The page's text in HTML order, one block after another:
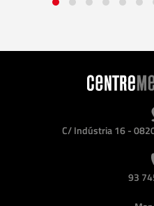
C/ Indústria 16 -
93